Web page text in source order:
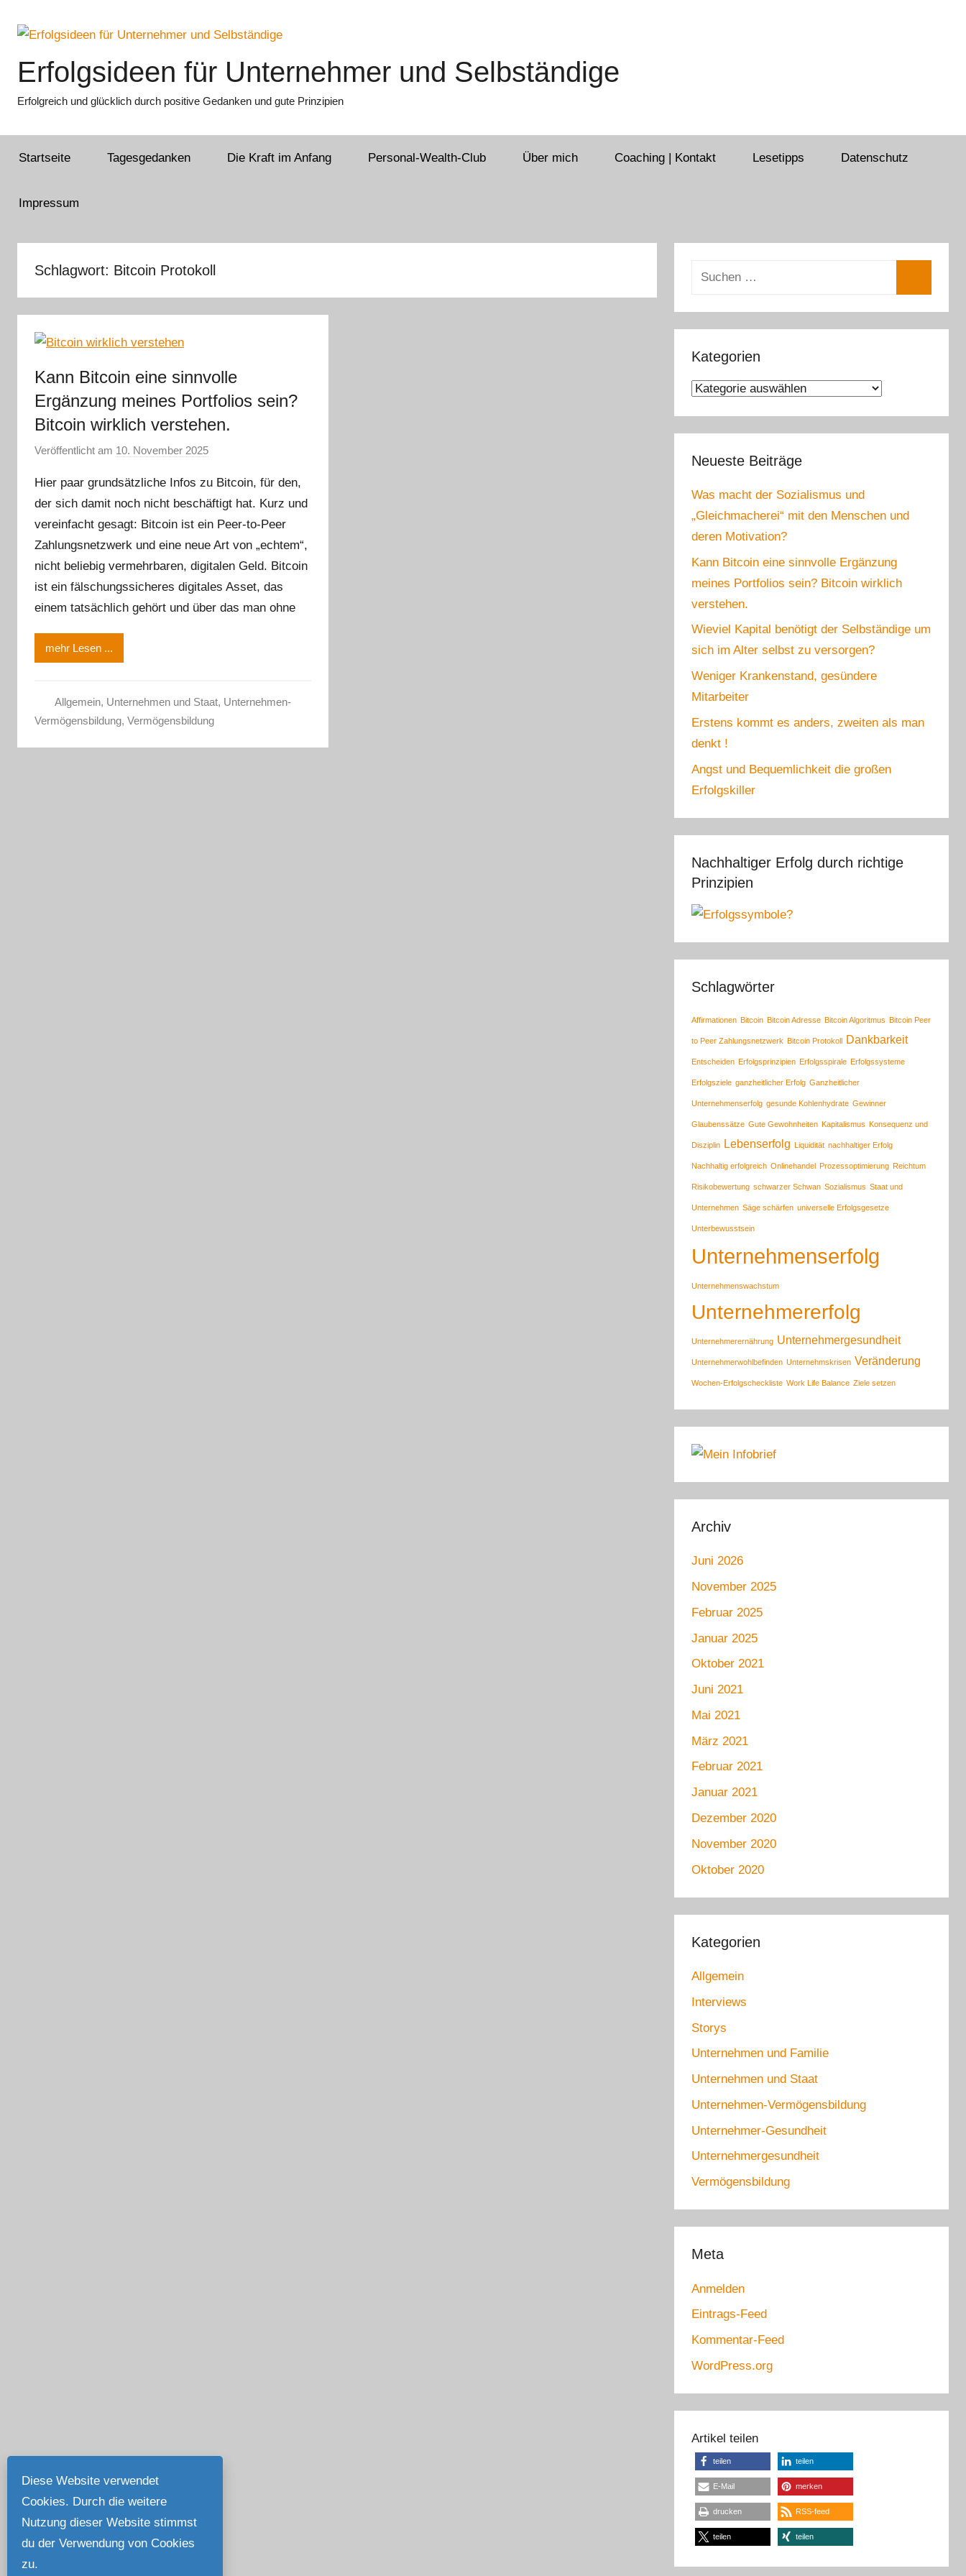
Inhalt
Erfolgsideen für Unternehmer und Selbständige
Erfolgreich und glücklich durch positive Gedanken und gute Prinzipien
Startseite Tagesgedanken Die Kraft im Anfang Personal-Wealth-Club Über mich Coaching | Kontakt Lesetipps Datenschutz
Impressum
Schlagwort: Bitcoin Protokoll
Kann Bitcoin eine sinnvolle
Ergänzung meines Portfolios sein?
Bitcoin wirklich verstehen.
Veröffentlicht am 10. November 2025
n
m
m
e
g
e
Hier paar grundsätzliche Infos zu Bitcoin, für den,
der sich damit noch nicht beschäftigt hat. Kurz und
vereinfacht gesagt: Bitcoin ist ein Peer-to-Peer
Zahlungsnetzwerk und eine neue Art von „echtem“,
nicht beliebig vermehrbaren, digitalen Geld. Bitcoin
ist ein fälschungssicheres digitales Asset, das
einem tatsächlich gehört und über das man ohne
mehr Lesen ...
Allgemein, Unternehmen und Staat, Unternehmen-
Vermögensbildung, Vermögensbildung
Suchen
Kategorien
Kategorien
Neueste Beiträge
Was macht der Sozialismus und
„Gleichmacherei“ mit den Menschen und
deren Motivation?
Kann Bitcoin eine sinnvolle Ergänzung
meines Portfolios sein? Bitcoin wirklich
verstehen.
Wieviel Kapital benötigt der Selbständige um
sich im Alter selbst zu versorgen?
Weniger Krankenstand, gesündere
Mitarbeiter
Erstens kommt es anders, zweiten als man
denkt !
Angst und Bequemlichkeit die großen
Erfolgskiller
Nachhaltiger Erfolg durch richtige
Prinzipien
Schlagwörter
Affirmationen Bitcoin Bitcoin Adresse Bitcoin Algoritmus Bitcoin Peer
to Peer Zahlungsnetzwerk Bitcoin Protokoll Dankbarkeit
Entscheiden Erfolgsprinzipien Erfolgsspirale Erfolgssysteme
Erfolgsziele ganzheitlicher Erfolg Ganzheitlicher
Unternehmenserfolg gesunde Kohlenhydrate Gewinner
Glaubenssätze Gute Gewohnheiten Kapitalismus Konsequenz und
Disziplin Lebenserfolg Liquidität nachhaltiger Erfolg
Nachhaltig erfolgreich Onlinehandel Prozessoptimierung Reichtum
Risikobewertung schwarzer Schwan Sozialismus Staat und
Unternehmen Säge schärfen universelle Erfolgsgesetze
Unterbewusstsein
Unternehmenserfolg
Unternehmenswachstum
Unternehmererfolg
Unternehmerernährung Unternehmergesundheit
Unternehmerwohlbefinden Unternehmskrisen Veränderung
Wochen-Erfolgscheckliste Work Life Balance Ziele setzen
Archiv
Juni 2026
November 2025
Februar 2025
Januar 2025
Oktober 2021
Juni 2021
Mai 2021
März 2021
Februar 2021
Januar 2021
Dezember 2020
November 2020
Oktober 2020
Kategorien
Allgemein
Interviews
Storys
Unternehmen und Familie
Unternehmen und Staat
Unternehmen-Vermögensbildung
Unternehmer-Gesundheit
Unternehmergesundheit
Vermögensbildung
Meta
Anmelden
Eintrags-Feed
Kommentar-Feed
WordPress.org
Artikel teilen
teilen teilen
E-Mail merken
drucken RSS-feed
teilen teilen
Diese Website verwendet
Cookies. Durch die weitere
Nutzung dieser Website stimmst
du der Verwendung von Cookies
zu.